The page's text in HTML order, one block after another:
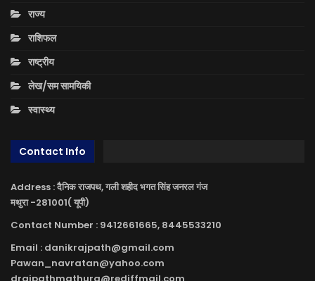
राज्य
राशिफल
राष्ट्रीय
लेख/सम सामयिकी
स्वास्थ्य
Contact Info
Address : दैनिक राजपथ, गली शहीद भगत सिंह जनरल गंज
मथुरा -281001( यूपी)
Contact Number : 9412661665, 8445533210
Email : danikrajpath@gmail.com
Pawan_navratan@yahoo.com